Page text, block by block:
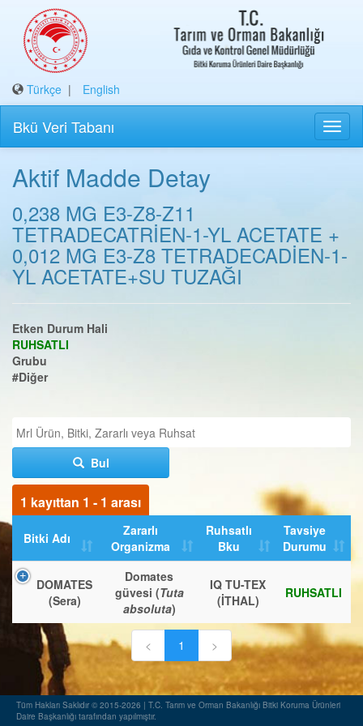
Türkçe | English
Bkü Veri Tabanı
Aktif Madde Detay
0,238 MG E3-Z8-Z11
TETRADECATRİEN-1-YL ACETATE +
0,012 MG E3-Z8 TETRADECADİEN-1-
YL ACETATE+SU TUZAĞI
Etken Durum Hali
RUHSATLI
Grubu
#Diğer
Bul
1 kayıttan 1 - 1 arası
Bitki Adı
Zararlı
Organizma
Ruhsatlı
Bku
Tavsiye
Durumu
DOMATES
(Sera)
Domates
güvesi (Tuta
absoluta)
IQ TU-TEX
(İTHAL)
RUHSATLI
< 1 >
Tüm Hakları Saklıdır © 2015-2026 | T.C. Tarım ve Orman Bakanlığı Bitki Koruma Ürünleri
Daire Başkanlığı tarafından yapılmıştır.